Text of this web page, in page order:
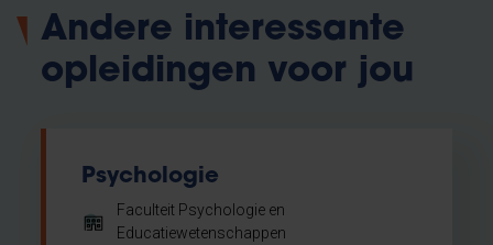
Andere interessante
opleidingen voor jou
Psychologie
Faculteit Psychologie en
Educatiewetenschappen